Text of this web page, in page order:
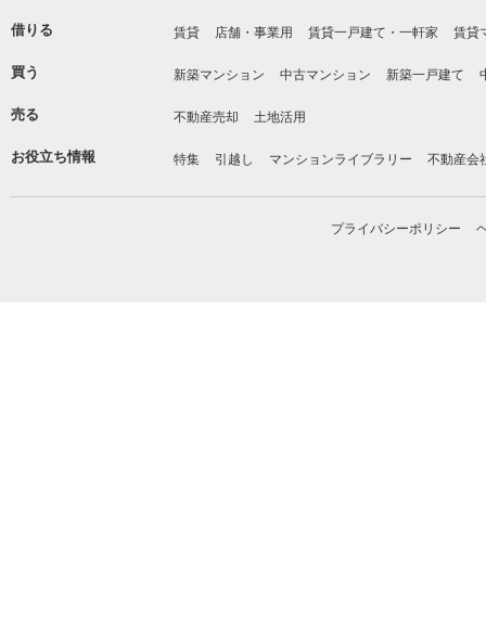
借りる 賃貸 店舗・事業用 賃貸一戸建て・一軒家 賃貸
買う 新築マンション 中古マンション 新築一戸建て
売る 不動産売却 土地活用
お役立ち情報 特集 引越し マンションライブラリー 不動産会
プライバシーポリシー